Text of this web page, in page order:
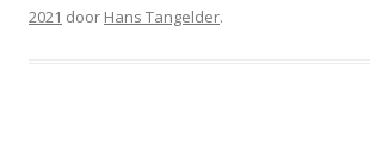
2021 door Hans Tangelder.